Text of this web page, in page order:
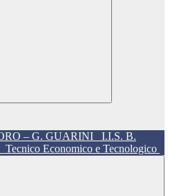
I.I.S. B.
Tecnico Economico e Tecnologico